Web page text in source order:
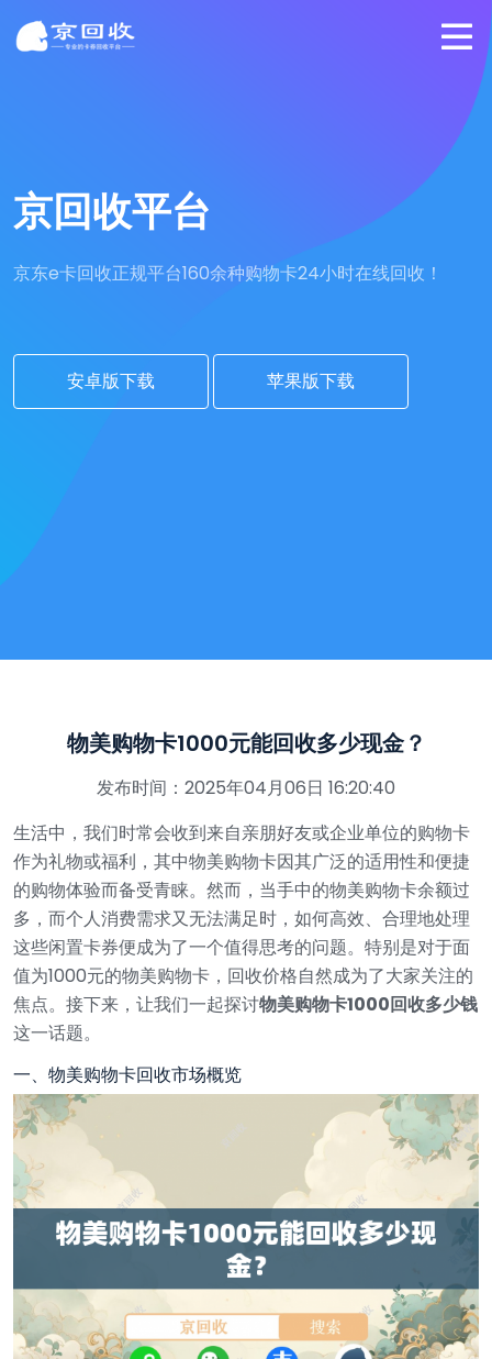
京回收平台
京东e卡回收正规平台160余种购物卡24小时在线回收！
安卓版下载 苹果版下载
物美购物卡1000元能回收多少现金？
发布时间：2025年04月06日 16:20:40
生活中，我们时常会收到来自亲朋好友或企业单位的购物卡
作为礼物或福利，其中物美购物卡因其广泛的适用性和便捷
的购物体验而备受青睐。然而，当手中的物美购物卡余额过
多，而个人消费需求又无法满足时，如何高效、合理地处理
这些闲置卡券便成为了一个值得思考的问题。特别是对于面
值为1000元的物美购物卡，回收价格自然成为了大家关注的
焦点。接下来，让我们一起探讨物美购物卡1000回收多少钱
这一话题。
一、物美购物卡回收市场概览